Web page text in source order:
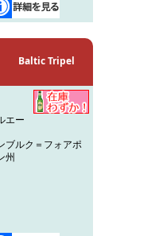
Baltic Tripel
エー
ブルク＝フォアポ
州